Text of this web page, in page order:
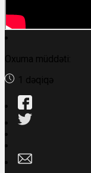
Oxuma müddəti:
1 dəqiqə